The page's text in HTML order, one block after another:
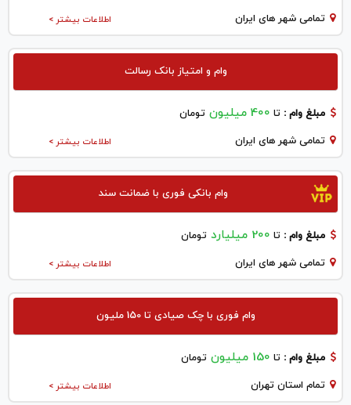
اطلاعات بیشتر > تمامی شهر های ایران
وام و امتیاز بانک رسالت
مبلغ وام : تا 400 میلیون تومان
اطلاعات بیشتر > تمامی شهر های ایران
وام بانکی فوری با ضمانت سند
مبلغ وام : تا 200 میلیارد تومان
اطلاعات بیشتر > تمامی شهر های ایران
وام فوری با چک صیادی تا 150 ملیون
مبلغ وام : تا 150 میلیون تومان
اطلاعات بیشتر > تمام استان تهران